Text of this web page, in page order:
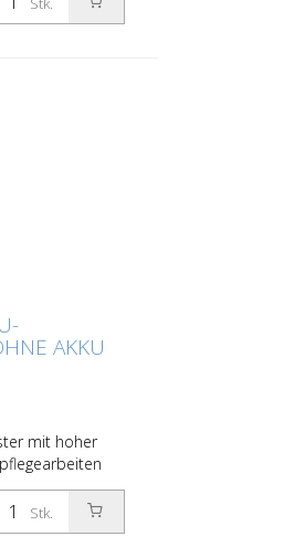
AKKU
mit hoher
Bedieneinheit
einfachen
Stk.